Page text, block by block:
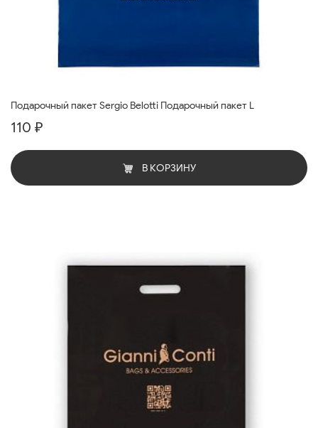
Подарочный пакет Sergio Belotti Подарочный пакет L
110 ₽
В КОРЗИНУ